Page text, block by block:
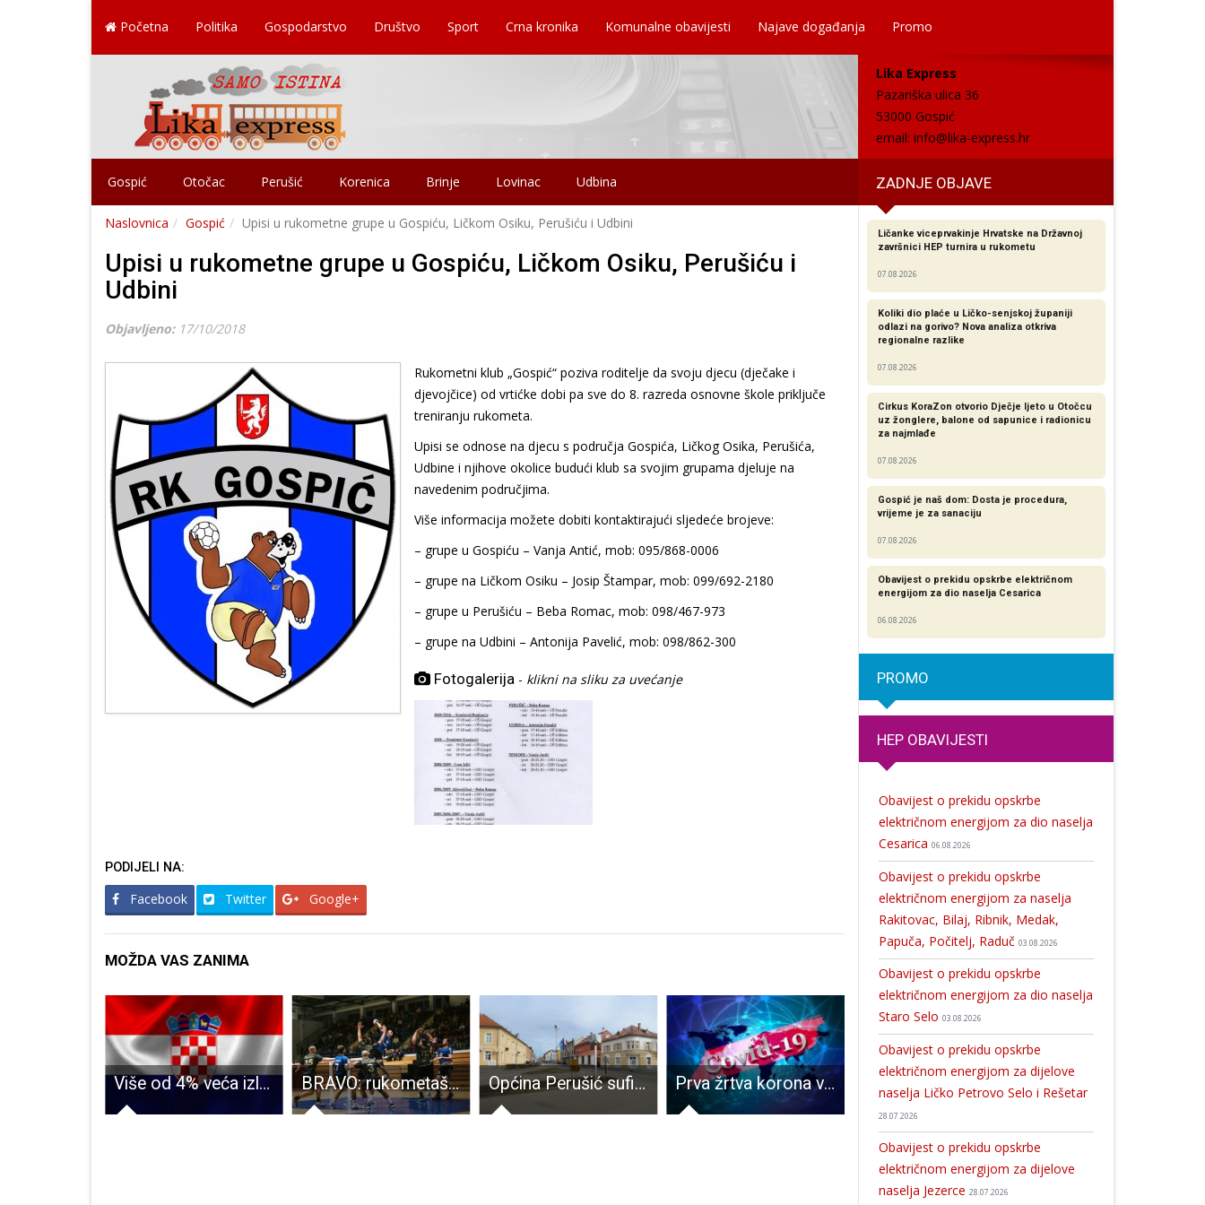
Početna Politika Gospodarstvo Društvo Sport Crna kronika Komunalne obavijesti Najave događanja Promo
Lika Express
Pazariška ulica 36
53000 Gospić
email: info@lika-express.hr
Gospić Otočac Perušić Korenica Brinje Lovinac Udbina ZADNJE OBJAVE
Naslovnica Gospić Upisi u rukometne grupe u Gospiću, Ličkom Osiku, Perušiću i Udbini
Upisi u rukometne grupe u Gospiću, Ličkom Osiku, Perušiću i
Udbini
Objavljeno: 17/10/2018
Rukometni klub „Gospić“ poziva roditelje da svoju djecu (dječake i
djevojčice) od vrtićke dobi pa sve do 8. razreda osnovne škole priključe
treniranju rukometa.
Upisi se odnose na djecu s područja Gospića, Ličkog Osika, Perušića,
Udbine i njihove okolice budući klub sa svojim grupama djeluje na
navedenim područjima.
Više informacija možete dobiti kontaktirajući sljedeće brojeve:
– grupe u Gospiću – Vanja Antić, mob: 095/868-0006
– grupe na Ličkom Osiku – Josip Štampar, mob: 099/692-2180
– grupe u Perušiću – Beba Romac, mob: 098/467-973
– grupe na Udbini – Antonija Pavelić, mob: 098/862-300
Fotogalerija - klikni na sliku za uvećanje
PODIJELI NA:
Facebook Twitter Google+
MOŽDA VAS ZANIMA
Više od 4% veća izlaznost u Ličko-senjskoj županiji u drugom nego u prvom krugu predsjedničkih izbora BRAVO: rukometaši Gospića nastavili pozitivnu seriju Općina Perušić sufinancira osjemenjivanje mliječnih krava i mikročipiranje pasa Prva žrtva korona virusa u Ličko-senjskoj županiji U tijeku je internetsko savjetovanje o komunalnom doprinosu i naknadi
Ličanke viceprvakinje Hrvatske na Državnoj
završnici HEP turnira u rukometu
07.08.2026
Koliki dio plaće u Ličko-senjskoj županiji
odlazi na gorivo? Nova analiza otkriva
regionalne razlike​
07.08.2026
Cirkus KoraZon otvorio Dječje ljeto u Otočcu
uz žonglere, balone od sapunice i radionicu
za najmlađe
07.08.2026
Gospić je naš dom: Dosta je procedura,
vrijeme je za sanaciju
07.08.2026
Obavijest o prekidu opskrbe električnom
energijom za dio naselja Cesarica
06.08.2026
PROMO
HEP OBAVIJESTI
Obavijest o prekidu opskrbe
električnom energijom za dio naselja
Cesarica 06.08.2026
Obavijest o prekidu opskrbe
električnom energijom za naselja
Rakitovac, Bilaj, Ribnik, Medak,
Papuča, Počitelj, Raduč 03.08.2026
Obavijest o prekidu opskrbe
električnom energijom za dio naselja
Staro Selo 03.08.2026
Obavijest o prekidu opskrbe
električnom energijom za dijelove
naselja Ličko Petrovo Selo i Rešetar
28.07.2026
Obavijest o prekidu opskrbe
električnom energijom za dijelove
naselja Jezerce 28.07.2026